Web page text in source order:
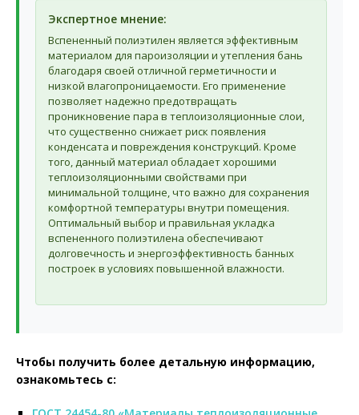
Экспертное мнение:
Вспененный полиэтилен является эффективным
материалом для пароизоляции и утепления бань
благодаря своей отличной герметичности и
низкой влагопроницаемости. Его применение
позволяет надежно предотвращать
проникновение пара в теплоизоляционные слои,
что существенно снижает риск появления
конденсата и повреждения конструкций. Кроме
того, данный материал обладает хорошими
теплоизоляционными свойствами при
минимальной толщине, что важно для сохранения
комфортной температуры внутри помещения.
Оптимальный выбор и правильная укладка
вспененного полиэтилена обеспечивают
долговечность и энергоэффективность банных
построек в условиях повышенной влажности.
Чтобы получить более детальную информацию,
ознакомьтесь с: